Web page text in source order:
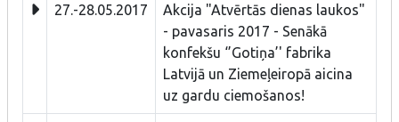
27.-28.05.2017
Akcija "Atvērtās dienas laukos"
- pavasaris 2017 - Senākā
konfekšu ‘’Gotiņa’' fabrika
Latvijā un Ziemeļeiropā aicina
uz gardu ciemošanos!